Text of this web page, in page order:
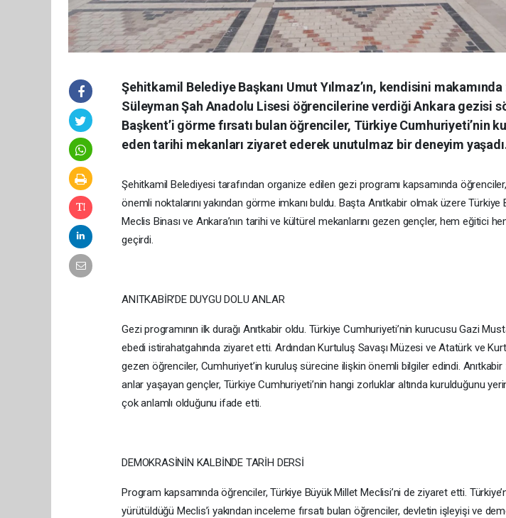
Şehitkamil Belediye Başkanı Umut Yılmaz’ın, kendisini
Süleyman Şah Anadolu Lisesi öğrencilerine verdiği Ankara gezisi
Başkent’i görme fırsatı bulan öğrenciler, Türkiye Cumhuriyeti’nin
eden tarihi mekanları ziyaret ederek unutulmaz bir deneyim
Şehitkamil Belediyesi tarafından organize edilen gezi programı kapsamında
önemli noktalarını yakından görme imkanı buldu. Başta Anıtkabir olmak üzere Türkiye
Meclis Binası ve Ankara’nın tarihi ve kültürel mekanlarını gezen gençler, hem eğitici
geçirdi.
ANITKABİR’DE DUYGU DOLU ANLAR
Gezi programının ilk durağı Anıtkabir oldu. Türkiye Cumhuriyeti’nin kurucusu Gazi
ebedi istirahatgahında ziyaret etti. Ardından Kurtuluş Savaşı Müzesi ve Atatürk ve
gezen öğrenciler, Cumhuriyet’in kuruluş sürecine ilişkin önemli bilgiler edindi. Anıtkabir
anlar yaşayan gençler, Türkiye Cumhuriyeti’nin hangi zorluklar altında kurulduğunu
çok anlamlı olduğunu ifade etti.
DEMOKRASİNİN KALBİNDE TARİH DERSİ
Program kapsamında öğrenciler, Türkiye Büyük Millet Meclisi’ni de ziyaret etti.
yürütüldüğü Meclis’i yakından inceleme fırsatı bulan öğrenciler, devletin işleyişi ve